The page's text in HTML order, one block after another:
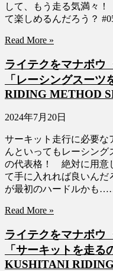
して、もう走る気満々
て楽しめるんだろう？
Read More »
ライテクをマナボウ
「レーシングスー
RIDING METHOD
2024年7月20日
サーキット走行に必要な
んといってもレーシン
の代表格！ 絶対に用意
て手に入れれば良いん
が最初のハードルかも
Read More »
ライテクをマナボウ
「サーキットを走る
KUSHITANI